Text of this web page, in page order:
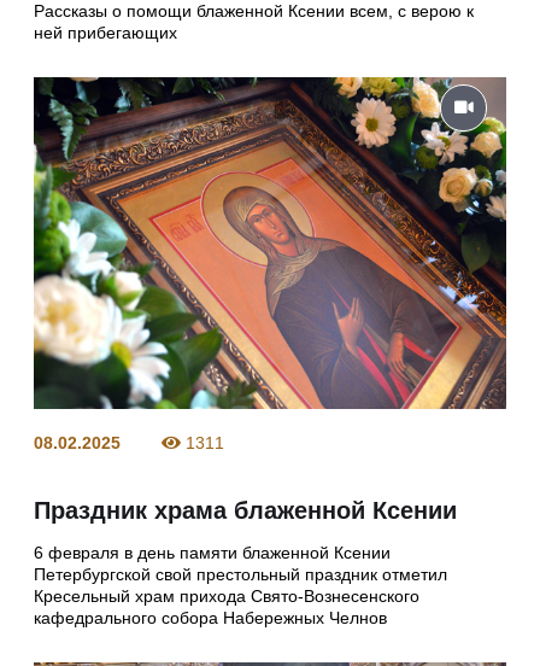
Рассказы о помощи блаженной Ксении всем, с верою к
ней прибегающих
08.02.2025 1311
Праздник храма блаженной Ксении
6 февраля в день памяти блаженной Ксении
Петербургской свой престольный праздник отметил
Кресельный храм прихода Свято-Вознесенского
кафедрального собора Набережных Челнов